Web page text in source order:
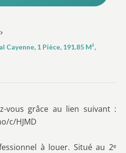
1 Pièce, 191.85 M²,
vous grâce au lien suivant :
c/HJMD
à louer. Situé au 2ᵉ